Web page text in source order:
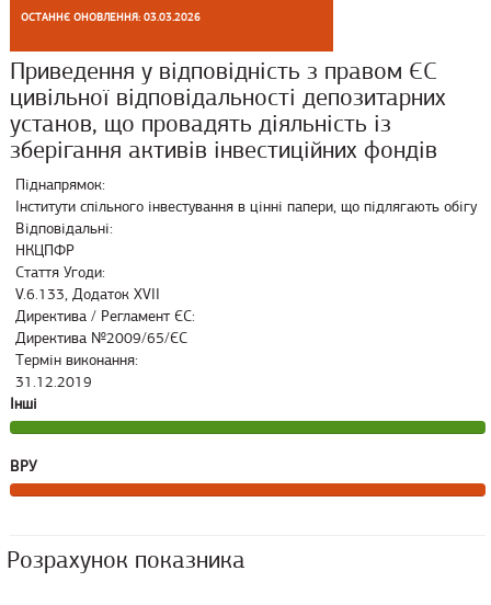
ОСТАННЄ ОНОВЛЕННЯ: 03.03.2026
Приведення у відповідність з правом ЄС
цивільної відповідальності депозитарних
установ, що провадять діяльність із
зберігання активів інвестиційних фондів
Піднапрямок:
Інститути спільного інвестування в цінні папери, що підлягають обігу
Відповідальні:
НКЦПФР
Стаття Угоди:
V.6.133, Додаток XVII
Директива / Регламент ЄС:
Директива №2009/65/ЄС
Термін виконання:
31.12.2019
Інші
ВРУ
Розрахунок показника